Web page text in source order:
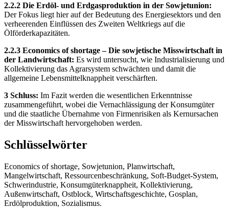
2.2.2 Die Erdöl- und Erdgasproduktion in der Sowjetunion:
Der Fokus liegt hier auf der Bedeutung des Energiesektors und den
verheerenden Einflüssen des Zweiten Weltkriegs auf die
Ölförderkapazitäten.
2.2.3 Economics of shortage – Die sowjetische Misswirtschaft in
der Landwirtschaft: Es wird untersucht, wie Industrialisierung und
Kollektivierung das Agrarsystem schwächten und damit die
allgemeine Lebensmittelknappheit verschärften.
3 Schluss: Im Fazit werden die wesentlichen Erkenntnisse
zusammengeführt, wobei die Vernachlässigung der Konsumgüter
und die staatliche Übernahme von Firmenrisiken als Kernursachen
der Misswirtschaft hervorgehoben werden.
Schlüsselwörter
Economics of shortage, Sowjetunion, Planwirtschaft,
Mangelwirtschaft, Ressourcenbeschränkung, Soft-Budget-System,
Schwerindustrie, Konsumgüterknappheit, Kollektivierung,
Außenwirtschaft, Ostblock, Wirtschaftsgeschichte, Gosplan,
Erdölproduktion, Sozialismus.